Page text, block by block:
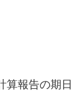
算報告の期